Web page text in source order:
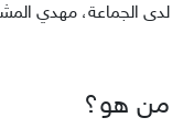
لدى الجماعة، مهدي
من هو؟